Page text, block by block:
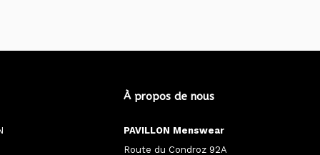
À propos de nous
PAVILLON Menswear
Route du Condroz 92A